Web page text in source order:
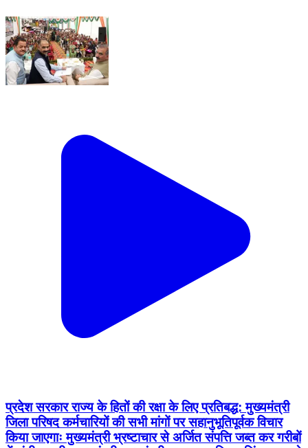
प्रदेश सरकार राज्य के हितों की रक्षा के लिए प्रतिबद्ध: मुख्यमंत्री
जिला परिषद कर्मचारियों की सभी मांगों पर सहानुभूतिपूर्वक विचार
किया जाएगाः मुख्यमंत्री भ्रष्टाचार से अर्जित संपत्ति जब्त कर गरीबों